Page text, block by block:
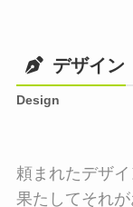
デザイン
Design
頼まれたデザ
果たしてそれ